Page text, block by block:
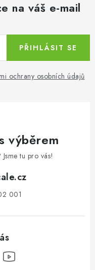
na váš e-mail
ochrany osobních údajů
PŘIHLÁSIT SE
výběrem
tu pro vás!
001​